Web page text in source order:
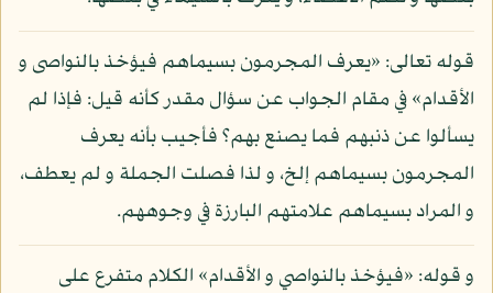
قوله تعالى: «يعرف المجرمون بسيماهم فيؤخذ بالنواصى و
الأقدام» في مقام الجواب عن سؤال مقدر كأنه قيل: فإذا لم
يسألوا عن ذنبهم فما يصنع بهم؟ فأجيب بأنه يعرف
المجرمون بسيماهم إلخ، و لذا فصلت الجملة و لم يعطف،
و المراد بسيماهم علامتهم البارزة في وجوههم.
و قوله: «فيؤخذ بالنواصي و الأقدام» الكلام متفرع على